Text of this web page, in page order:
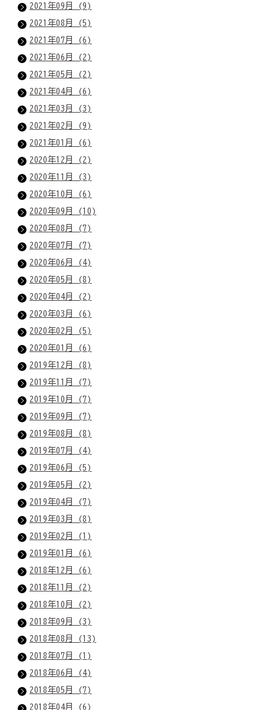
2021年09月 (9)
2021年08月 (5)
2021年07月 (6)
2021年06月 (2)
2021年05月 (2)
2021年04月 (6)
2021年03月 (3)
2021年02月 (9)
2021年01月 (6)
2020年12月 (2)
2020年11月 (3)
2020年10月 (6)
2020年09月 (10)
2020年08月 (7)
2020年07月 (7)
2020年06月 (4)
2020年05月 (8)
2020年04月 (2)
2020年03月 (6)
2020年02月 (5)
2020年01月 (6)
2019年12月 (8)
2019年11月 (7)
2019年10月 (7)
2019年09月 (7)
2019年08月 (8)
2019年07月 (4)
2019年06月 (5)
2019年05月 (2)
2019年04月 (7)
2019年03月 (8)
2019年02月 (1)
2019年01月 (6)
2018年12月 (6)
2018年11月 (2)
2018年10月 (2)
2018年09月 (3)
2018年08月 (13)
2018年07月 (1)
2018年06月 (4)
2018年05月 (7)
2018年04月 (6)